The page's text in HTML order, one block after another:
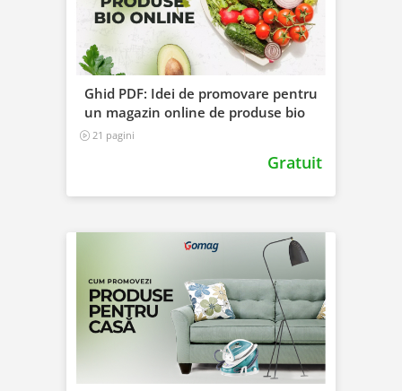
Ghid PDF: Idei de promovare pentru
un magazin online de produse bio
21 pagini
Gratuit